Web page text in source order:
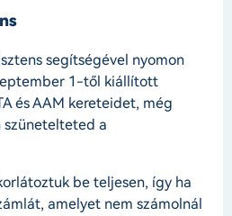
segítségével nyomon
1-től kiállított
és AAM kereteidet, még
szünetelteted a
be teljesen, így ha
amelyet nem számolnál